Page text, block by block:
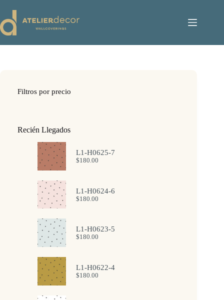
contenido
Filtros por precio
Recién Llegados
L1-H0625-7
$180.00
L1-H0624-6
$180.00
L1-H0623-5
$180.00
L1-H0622-4
$180.00